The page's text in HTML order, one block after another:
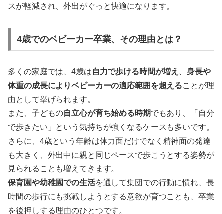
スが軽減され、外出がぐっと快適になります。
4歳でのベビーカー卒業、その理由とは？
多くの家庭では、4歳は自力で歩ける時間が増え
身長や
体重の成長によりベビーカーの適応範囲を超えることが理
由として挙げられます。
また、子どもの自立心が育ち始める時期でもあり、「自分
で歩きたい」という気持ちが強くなるケースも多いです。
さらに、4歳という年齢は体力面だけでなく精神面の発達
も大きく、外出中に親と同じペースで歩こうとする姿勢が
見られることも増えてきます。
保育園や幼稚園での生活を通して集団での行動に慣れ、長
時間の歩行にも挑戦しようとする意欲が育つことも、卒業
を後押しする理由のひとつです。